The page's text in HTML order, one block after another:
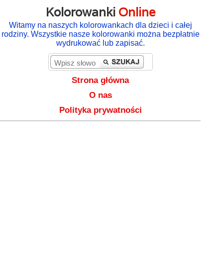
Kolorowanki Online
Witamy na naszych kolorowankach dla dzieci i całej
rodziny. Wszystkie nasze kolorowanki można bezpłatnie
wydrukować lub zapisać.
Strona główna
O nas
Polityka prywatności